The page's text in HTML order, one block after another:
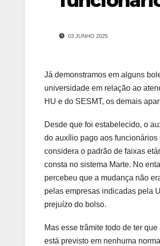
03 JUNHO 2025
Já demonstramos em alguns
universidade em relação ao
HU e do SESMT, os demais
Desde que foi estabelecido, o
do auxílio pago aos
considera o padrão de faixas
consta no sistema Marte. No
percebeu que a mudança não
pelas empresas indicadas pela
prejuízo do bolso.
Mas esse trâmite todo de ter
está previsto em nenhuma